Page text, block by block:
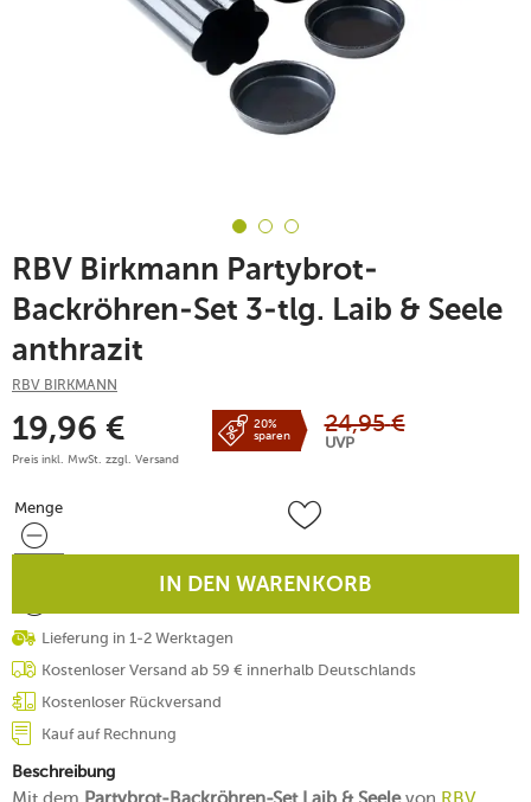
RBV Birkmann Partybrot-
Backröhren-Set 3-tlg. Laib & Seele
anthrazit
RBV BIRKMANN
19,96 €
Preis inkl. MwSt. zzgl. Versand
20%
sparen
24,95 €
UVP
Menge
Menge
IN DEN WARENKORB
Lieferung in 1-2 Werktagen
Kostenloser Versand ab 59 € innerhalb Deutschlands
Kostenloser Rückversand
Kauf auf Rechnung
Beschreibung